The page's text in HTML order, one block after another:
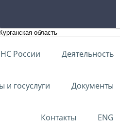
России Деятельность
и госуслуги Документы
Контакты ENG